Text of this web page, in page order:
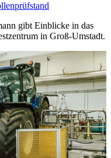
gibt Einblicke in das
in Groß-Umstadt.